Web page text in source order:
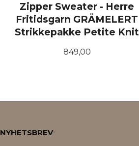
Zipper Sweater - Herre
Fritidsgarn GRÅMELERT
Strikkepakke Petite Knit
Pris
849,00
NYHETSBREV